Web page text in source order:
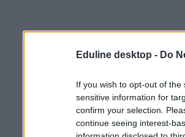
Eduline desktop - Do
If you wish to opt-out of
sensitive information for
confirm your selection.
continue seeing interest-